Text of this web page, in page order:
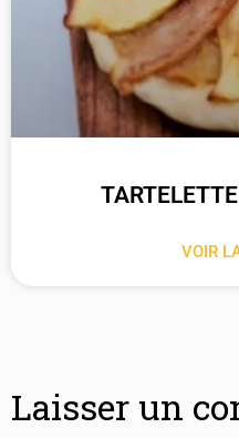
VOIR
Laisser un